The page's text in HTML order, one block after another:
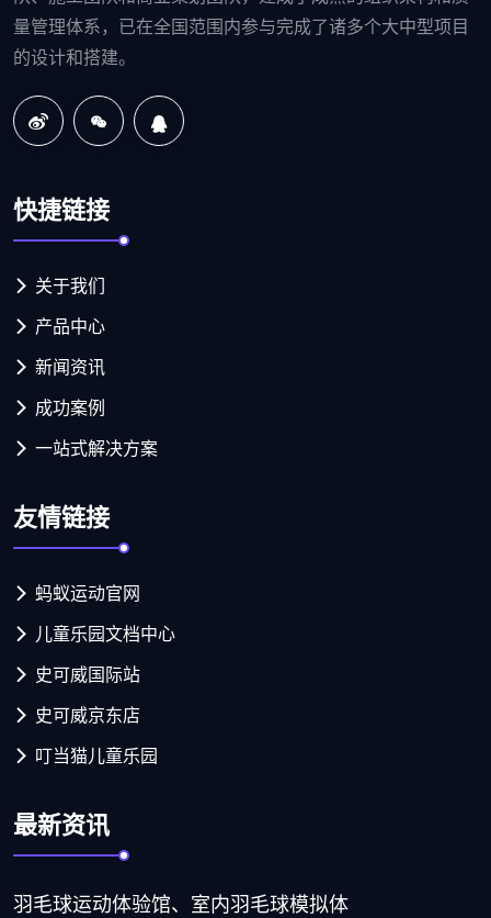
量管理体系，已在全国范围内参与完成了诸多个大中型项目
的设计和搭建。
快捷链接
关于我们
产品中心
新闻资讯
成功案例
一站式解决方案
友情链接
蚂蚁运动官网
儿童乐园文档中心
史可威国际站
史可威京东店
叮当猫儿童乐园
最新资讯
羽毛球运动体验馆、室内羽毛球模拟体